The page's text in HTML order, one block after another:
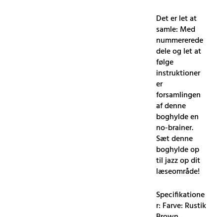
Det er let at
samle: Med
nummererede
dele og let at
følge
instruktioner
er
forsamlingen
af ​​denne
boghylde en
no-brainer.
Sæt denne
boghylde op
til jazz op dit
læseområde!
Specifikatione
r: Farve: Rustik